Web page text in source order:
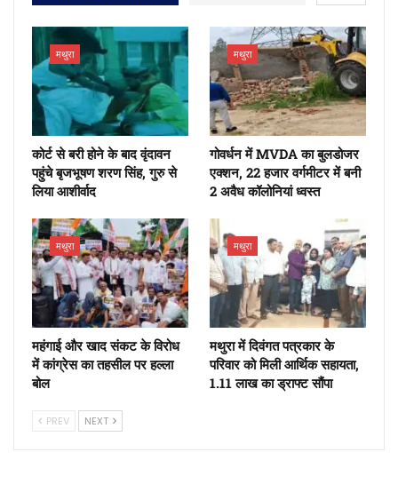
मथुरा
कोर्ट से बरी होने के बाद वृंदावन
पहुंचे बृजभूषण शरण सिंह, गुरु से
लिया आशीर्वाद
मथुरा
गोवर्धन में MVDA का बुलडोजर
एक्शन, 22 हजार वर्गमीटर में बनी
2 अवैध कॉलोनियां ध्वस्त
मथुरा
महंगाई और खाद संकट के विरोध
में कांग्रेस का तहसील पर हल्ला
बोल
मथुरा
मथुरा में दिवंगत पत्रकार के
परिवार को मिली आर्थिक सहायता,
1.11 लाख का ड्राफ्ट सौंपा
PREV NEXT